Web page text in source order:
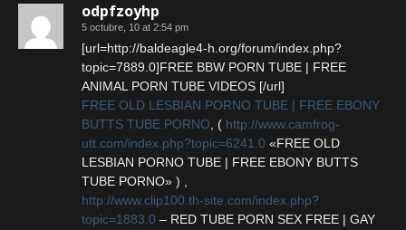
odpfzoyhp
5 octubre, 10 at 2:54 pm
[url=http://baldeagle4-h.org/forum/index.php?
topic=7889.0]FREE BBW PORN TUBE | FREE
ANIMAL PORN TUBE VIDEOS [/url]
FREE OLD LESBIAN PORNO TUBE | FREE EBONY
BUTTS TUBE PORNO , ( http://www.camfrog-
utt.com/index.php?topic=6241.0 «FREE OLD
LESBIAN PORNO TUBE | FREE EBONY BUTTS
TUBE PORNO» ) ,
http://www.clip100.th-site.com/index.php?
topic=1883.0 – RED TUBE PORN SEX FREE | GAY